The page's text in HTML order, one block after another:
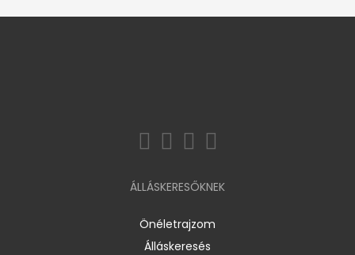
ÁLLÁSKERESŐKNEK
Önéletrajzom
Álláskeresés